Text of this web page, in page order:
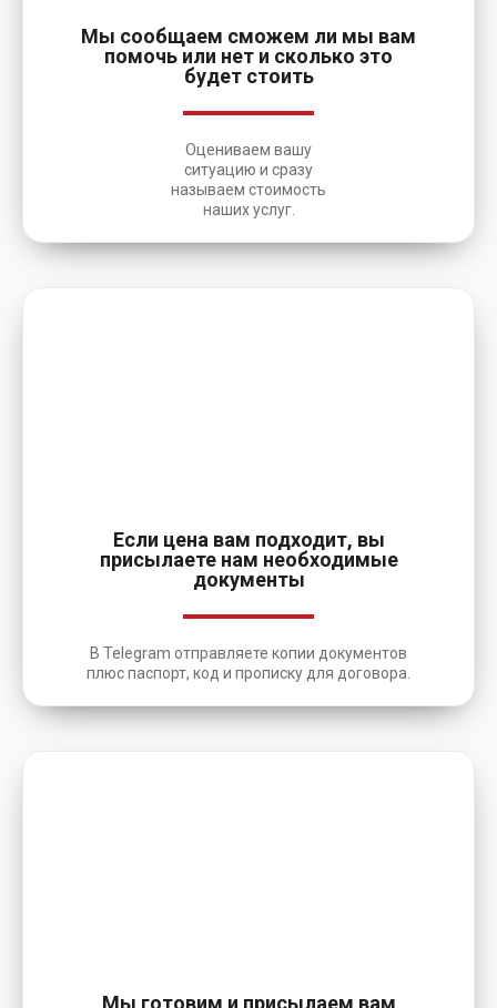
Мы сообщаем сможем ли мы вам
помочь или нет и сколько это
будет стоить
Оцениваем вашу
ситуацию и сразу
называем стоимость
наших услуг.
Если цена вам подходит, вы
присылаете нам необходимые
документы
В Telegram отправляете копии документов
плюс паспорт, код и прописку для договора.
Мы готовим и присылаем вам